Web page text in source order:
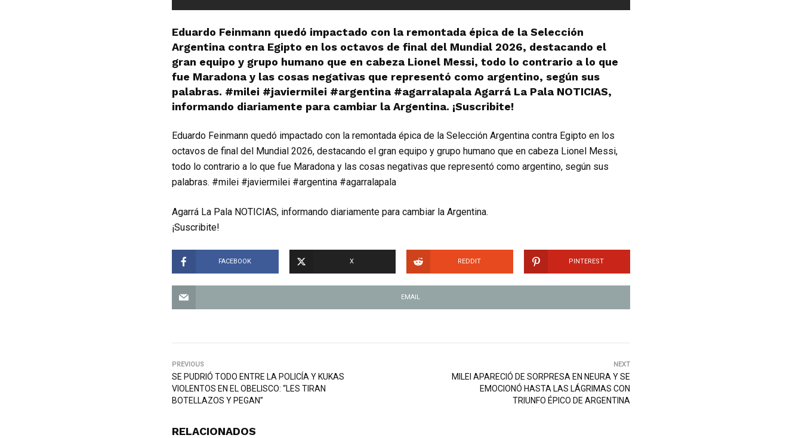
Eduardo Feinmann quedó impactado con la remontada épica de la Selección
Argentina contra Egipto en los octavos de final del Mundial 2026, destacando el
gran equipo y grupo humano que en cabeza Lionel Messi, todo lo contrario a lo que
fue Maradona y las cosas negativas que representó como argentino, según sus
palabras. #milei #javiermilei #argentina #agarralapala Agarrá La Pala NOTICIAS,
informando diariamente para cambiar la Argentina. ¡Suscribite!
Eduardo Feinmann quedó impactado con la remontada épica de la Selección Argentina contra Egipto en los
octavos de final del Mundial 2026, destacando el gran equipo y grupo humano que en cabeza Lionel Messi,
todo lo contrario a lo que fue Maradona y las cosas negativas que representó como argentino, según sus
palabras. #milei #javiermilei #argentina #agarralapala
Agarrá La Pala NOTICIAS, informando diariamente para cambiar la Argentina.
¡Suscribite!
FACEBOOK X REDDIT PINTEREST
EMAIL
PREVIOUS
SE PUDRIÓ TODO ENTRE LA POLICÍA Y KUKAS
VIOLENTOS EN EL OBELISCO: “LES TIRAN
BOTELLAZOS Y PEGAN”
NEXT
MILEI APARECIÓ DE SORPRESA EN NEURA Y SE
EMOCIONÓ HASTA LAS LÁGRIMAS CON
TRIUNFO ÉPICO DE ARGENTINA
RELACIONADOS